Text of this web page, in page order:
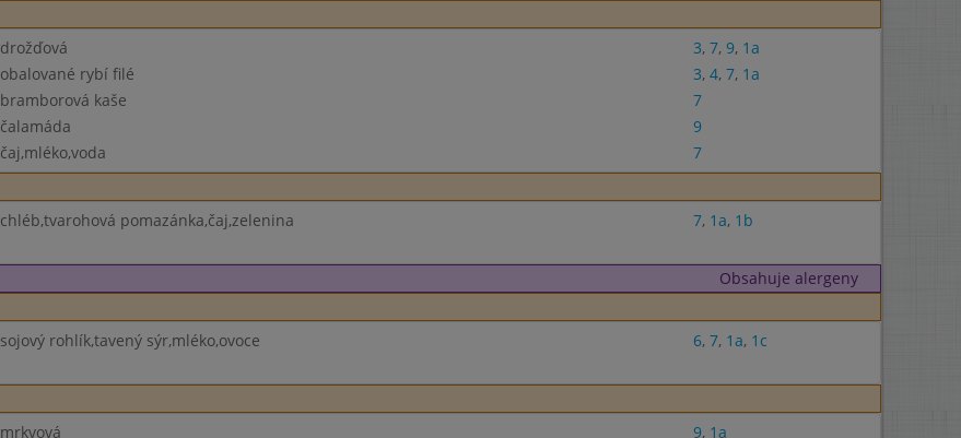
drožďová 3, 7, 9, 1a
obalované rybí filé 3, 4, 7, 1a
bramborová kaše
7
čalamáda
9
čaj,mléko,voda
7
chléb,tvarohová pomazánka,čaj,zelenina 7, 1a, 1b
Obsahuje alergeny
sojový rohlík,tavený sýr,mléko,ovoce 6, 7, 1a, 1c
mrkvová 9, 1a